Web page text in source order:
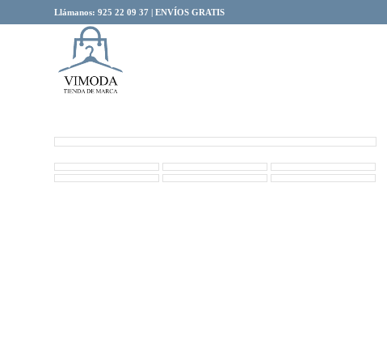
Llámanos: 925 22 09 37 | ENVÍOS GRATIS